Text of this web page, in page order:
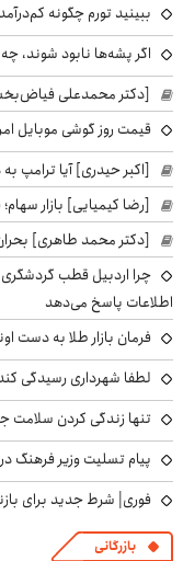
ببینید تورم چگونه
اگر پشه‌ها نابود شوند،
[دکتر محمدعلی
قیمت روز گوشی موبایل امروز
[اکبر حیدری] آیا ترامپ
[رضا کیمیایی] بازار
[دکتر محمد طاهری]
چرا اردبیل قطب
اطلاعات پاسخ می‌دهد
فرمان بازار طلا به دست
لطفا شهرداری رسیدگی
تنها زندگی کردن سلامت
پیام تسلیت وزیر
فوری| شرط جدید برای
بازرگانی